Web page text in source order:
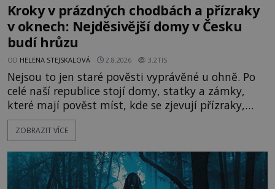
Kroky v prázdných chodbách a přízraky
v oknech: Nejděsivější domy v Česku
budí hrůzu
OD HELENA STEJSKALOVÁ 2.8.2026 3.2TIS
Nejsou to jen staré pověsti vyprávěné u ohně. Po
celé naší republice stojí domy, statky a zámky,
které mají pověst míst, kde se zjevují přízraky,
ozývají nevysvětlitelné zvuky nebo se dějí podivné
jevy. Zatímco historici většinou hledají racionální
lokality vykazují nápadně podobná svědectví po
celé generace. A právě tato opakující se svědectví
ZOBRAZIT VÍCE